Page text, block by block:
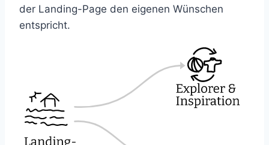
der Landing-Page den eigenen Wünschen
entspricht.